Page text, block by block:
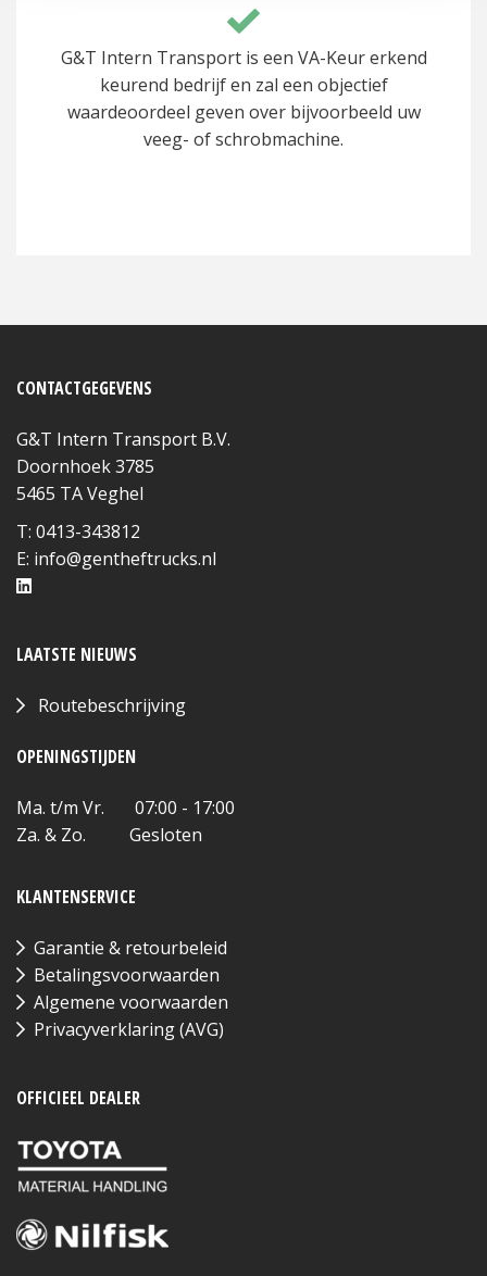
G&T Intern Transport is een VA-Keur erkend
keurend bedrijf en zal een objectief
waardeoordeel geven over bijvoorbeeld uw
veeg- of schrobmachine.
CONTACTGEGEVENS
G&T Intern Transport B.V.
Doornhoek 3785
5465 TA Veghel
T: 0413-343812
E: info@gentheftrucks.nl
LAATSTE NIEUWS
Routebeschrijving
OPENINGSTIJDEN
Ma. t/m Vr. 07:00 - 17:00
Za. & Zo. Gesloten
KLANTENSERVICE
Garantie & retourbeleid
Betalingsvoorwaarden
Algemene voorwaarden
Privacyverklaring (AVG)
OFFICIEEL DEALER